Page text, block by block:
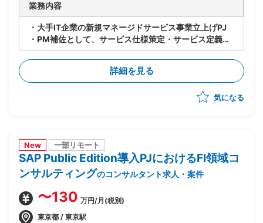
業務内容
・大手IT企業の新規マネージドサービス事業立上げPJ
・PM補佐として、サービス仕様策定・サービス定義・
サービスデザイン等、立上げ全体をリード
・立上げ後はサービス運用のリードを担当しつつメニュ
ー化や顧客アプローチへの参画等、多面的に貢献範囲を
拡大
詳細を見る
気になる
New 一部リモート
SAP Public Edition導入PJにおけるFI領域コ
ンサルティングのコンサルタント求人・案件
〜130 万円/月(税別)
東京都 / 東京駅